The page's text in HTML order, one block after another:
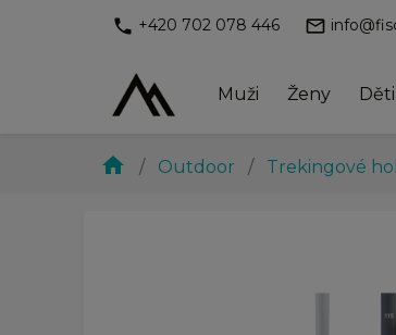
phone +420 702 078 446 mail_outline
Muži Ženy Děti
home Outdoor Trekingové